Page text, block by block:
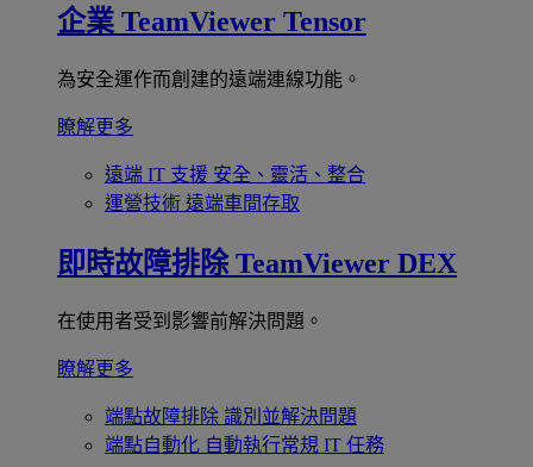
企業 TeamViewer Tensor
為安全運作而創建的遠端連線功能。
瞭解更多
遠端 IT 支援 安全、靈活、整合
運營技術 遠端車間存取
即時故障排除 TeamViewer DEX
在使用者受到影響前解決問題。
瞭解更多
端點故障排除 識別並解決問題
端點自動化 自動執行常規 IT 任務